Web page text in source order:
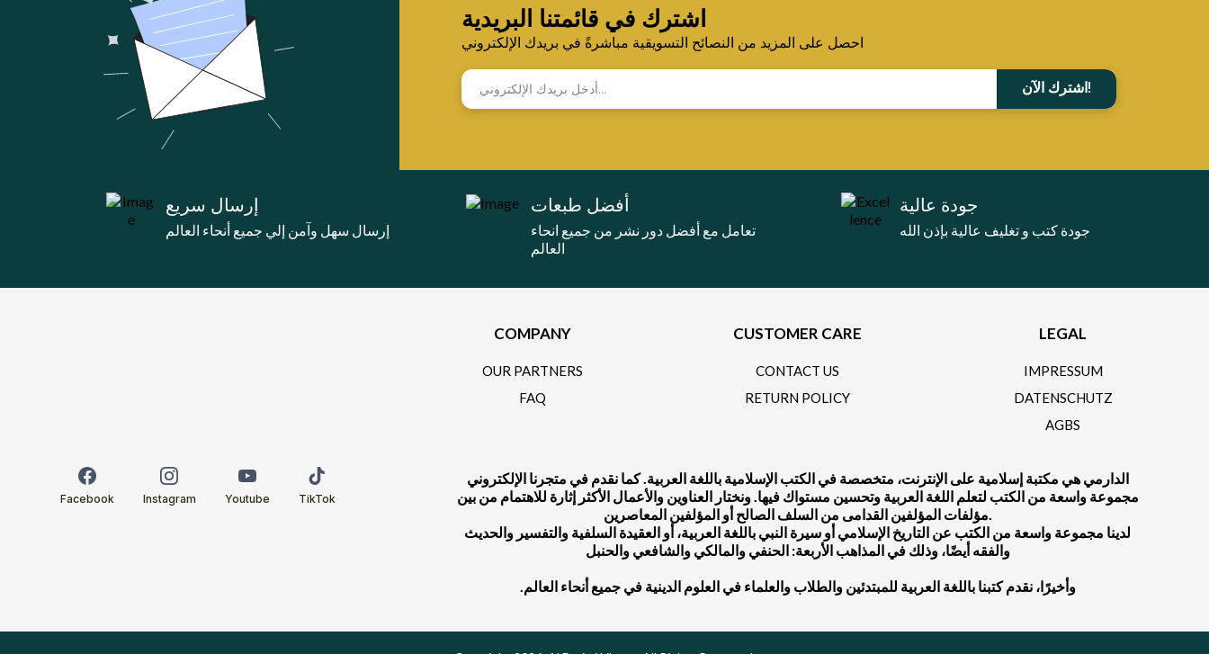
اشترك في قائمتنا البريدية
احصل على المزيد من النصائح التسويقية مباشرةً في بريدك الإلكتروني
اشترك الآن!
إرسال سريع
إرسال سهل وآمن إلي جميع أنحاء العالم
أفضل طبعات
تعامل مع أفضل دور نشر من جميع انحاء
العالم
جودة عالية
جودة كتب و تغليف عالية بإذن الله
Facebook Instagram Youtube TikTok
COMPANY
OUR PARTNERS
FAQ
CUSTOMER CARE
CONTACT US
RETURN POLICY
LEGAL
IMPRESSUM
DATENSCHUTZ
AGBS
الدارمي هي مكتبة إسلامية على الإنترنت، متخصصة في الكتب الإسلامية باللغة العربية. كما نقدم في متجرنا الإلكتروني
مجموعة واسعة من الكتب لتعلم اللغة العربية وتحسين مستواك فيها. ونختار العناوين والأعمال الأكثر إثارة للاهتمام من بين
مؤلفات المؤلفين القدامى من السلف الصالح أو المؤلفين المعاصرين.
لدينا مجموعة واسعة من الكتب عن التاريخ الإسلامي أو سيرة النبي باللغة العربية، أو العقيدة السلفية والتفسير والحديث
والفقه أيضًا، وذلك في المذاهب الأربعة: الحنفي والمالكي والشافعي والحنبل
.وأخيرًا، نقدم كتبنا باللغة العربية للمبتدئين والطلاب والعلماء في العلوم الدينية في جميع أنحاء العالم